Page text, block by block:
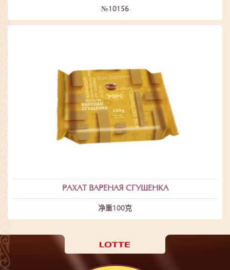
№10156
РАХАТ ВАРЕНАЯ СГУЩЕНКА
净重100克